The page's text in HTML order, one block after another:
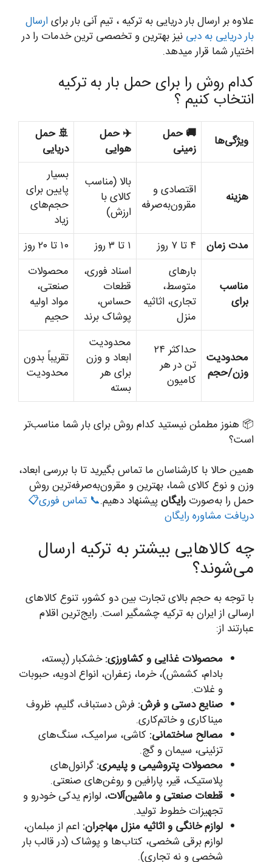
علاوه بر ارسال بار دریایی به ترکیه ، تیم آنی بار برایارسال
بار دریایی به دبی نیز بهترین و تخصصی ترین خدمات را در
اختیار شما قرار میدهد.
کدام روش را برای حمل بار به ترکیه
انتخاب کنیم ؟
ویژگی‌ها
🚚 حمل
زمینی
✈️ حمل
هوایی
🚢 حمل
دریایی
هزینه
اقتصادی و
مقرون‌به‌صرفه
بالا (مناسب
کالای با
ارزش)
بسیار
پایین برای
حجم‌های
زیاد
مدت زمان
۴ تا ۷ روز ۱ تا ۳ روز ۱۰ تا ۲۰ روز
مناسب
برای
بارهای
متوسط،
تجاری، اثاثیه
منزل
اسناد فوری،
قطعات
حساس،
پوشاک برند
محصولات
صنعتی،
مواد اولیه
حجیم
محدودیت
وزن/حجم
حداکثر ۲۴
تن در هر
کامیون
محدودیت
ابعاد و وزن
برای هر
بسته
تقریباً بدون
محدودیت
📦 هنوز مطمئن نیستید کدام روش برای بار شما مناسب‌تر
است؟
همین حالا با کارشناسان ما تماس بگیرید تا با بررسی ابعاد،
وزن و نوع کالای شما، بهترین و مقرون‌به‌صرفه‌ترین روش
حمل را به‌صورت رایگانپیشنهاد دهیم.📞 تماس فوری📋
دریافت مشاوره رایگان
چه کالاهایی بیشتر به ترکیه ارسال
می‌شوند؟
با توجه به حجم بالای تجارت بین دو کشور، تنوع کالاهای
ارسالی از ایران به ترکیه چشمگیر است. رایج‌ترین اقلام
عبارتند از:
محصولات غذایی و کشاورزی:خشکبار (پسته،
بادام، کشمش)، خرما، زعفران، انواع ادویه، حبوبات
و غلات.
صنایع دستی و فرش: فرش دستباف، گلیم، ظروف
میناکاری و خاتم‌کاری.
مصالح ساختمانی: کاشی، سرامیک، سنگ‌های
تزئینی، سیمان و گچ.
محصولات پتروشیمی و پلیمری: گرانول‌های
پلاستیک، قیر، پارافین و روغن‌های صنعتی.
قطعات صنعتی و ماشین‌آلات، لوازم یدکی خودرو و
تجهیزات خطوط تولید.
لوازم خانگی و اثاثیه منزل مهاجران: اعم از مبلمان،
لوازم برقی شخصی، کتاب‌ها و پوشاک (در قالب بار
شخصی و نه تجاری).